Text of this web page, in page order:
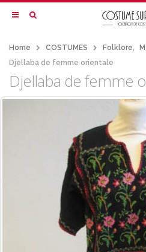
Home COSTUMES Folklore,
Djellaba de femme orientale
Djellaba de femme